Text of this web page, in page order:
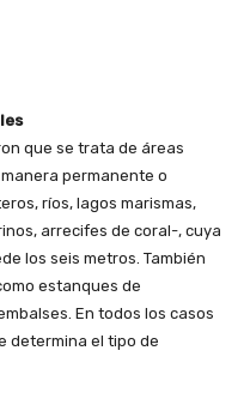
que se trata de áreas
permanente o
ríos, lagos marismas,
arrecifes de coral-, cuya
los seis metros. También
estanques de
En todos los casos
determina el tipo de